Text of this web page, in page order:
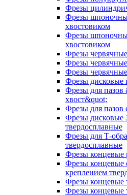
Фрезы
Фрезы
хвостовиком
Фрезы
хвостовиком
Фрезы
Фрезы червячные
Фрезы
Фрезы дисковые
Фрезы для пазов
хвост&quot;
Фрезы для
Фрезы дисковые
твердосплавные
Фрезы для Т-
твердосплавные
Фрезы концевые
Фрезы концевые
креплением
Фрезы концевые
Фрезы концевые